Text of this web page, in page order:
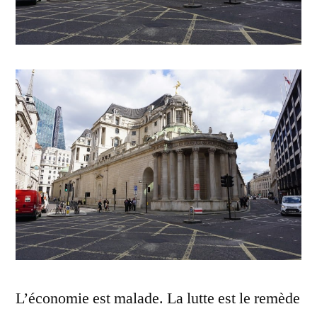
L’économie est malade. La lutte est le remède